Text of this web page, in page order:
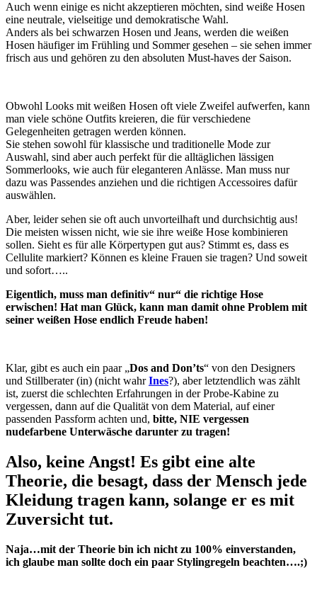
Auch wenn einige es nicht akzeptieren möchten, sind weiße Hosen
eine neutrale, vielseitige und demokratische Wahl.
Anders als bei schwarzen Hosen und Jeans, werden die weißen
Hosen häufiger im Frühling und Sommer gesehen – sie sehen immer
frisch aus und gehören zu den absoluten Must-haves der Saison.
Obwohl Looks mit weißen Hosen oft viele Zweifel aufwerfen, kann
man viele schöne Outfits kreieren, die für verschiedene
Gelegenheiten getragen werden können.
Sie stehen sowohl für klassische und traditionelle Mode zur
Auswahl, sind aber auch perfekt für die alltäglichen lässigen
Sommerlooks, wie auch für eleganteren Anlässe. Man muss nur
dazu was Passendes anziehen und die richtigen Accessoires dafür
auswählen.
Aber, leider sehen sie oft auch unvorteilhaft und durchsichtig aus!
Die meisten wissen nicht, wie sie ihre weiße Hose kombinieren
sollen. Sieht es für alle Körpertypen gut aus? Stimmt es, dass es
Cellulite markiert? Können es kleine Frauen sie tragen? Und soweit
und sofort…..
Eigentlich, muss man definitiv“ nur“ die richtige Hose
erwischen! Hat man Glück, kann man damit ohne Problem mit
seiner weißen Hose endlich Freude haben!
Klar, gibt es auch ein paar „Dos and Don’ts“ von den Designers
und Stillberater (in) (nicht wahrInes?), aber letztendlich was zählt
ist, zuerst die schlechten Erfahrungen in der Probe-Kabine zu
vergessen, dann auf die Qualität von dem Material, auf einer
passenden Passform achten und, bitte, NIE vergessen
nudefarbene Unterwäsche darunter zu tragen!
Also, keine Angst! Es gibt eine alte
Theorie, die besagt, dass der Mensch jede
Kleidung tragen kann, solange er es mit
Zuversicht tut.
Naja…mit der Theorie bin ich nicht zu 100% einverstanden,
ich glaube man sollte doch ein paar Stylingregeln beachten….;)